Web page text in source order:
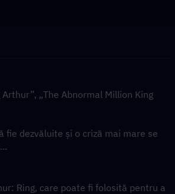
„The Abnormal Million King
fie dezvăluite și o criză mai mare se
Ring, care poate fi folosită pentru a